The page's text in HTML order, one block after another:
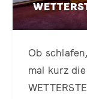
Ob
mal kurz